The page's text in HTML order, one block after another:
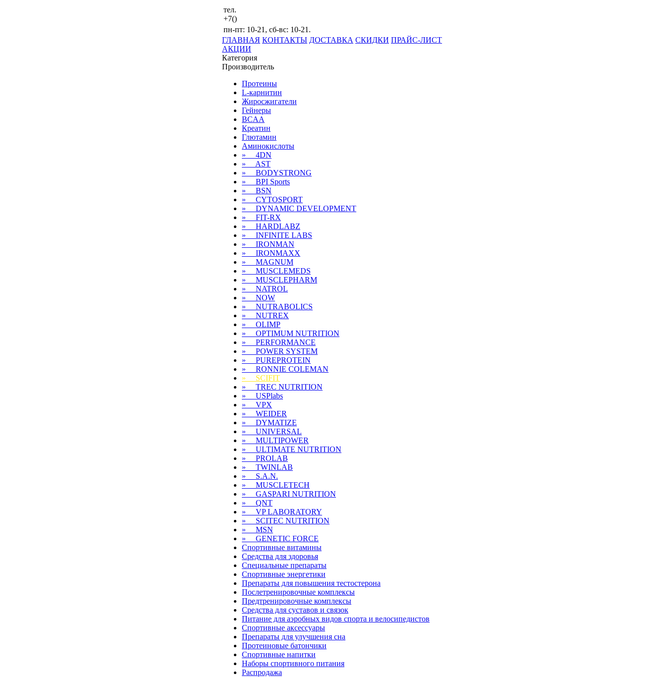
тел.
+7()
пн-пт: 10-21, сб-вс: 10-21.
ГЛАВНАЯ КОНТАКТЫ ДОСТАВКА СКИДКИ ПРАЙС-ЛИСТ
АКЦИИ
Категория
Производитель
Протеины
L-карнитин
Жиросжигатели
Гейнеры
BCAA
Креатин
Глютамин
Аминокислоты
» 4DN
» AST
» BODYSTRONG
» BPI Sports
» BSN
» CYTOSPORT
» DYNAMIC DEVELOPMENT
» FIT-RX
» HARDLABZ
» INFINITE LABS
» IRONMAN
» IRONMAXX
» MAGNUM
» MUSCLEMEDS
» MUSCLEPHARM
» NATROL
» NOW
» NUTRABOLICS
» NUTREX
» OLIMP
» OPTIMUM NUTRITION
» PERFORMANCE
» POWER SYSTEM
» PUREPROTEIN
» RONNIE COLEMAN
» SCIFIT
» TREC NUTRITION
» USPlabs
» VPX
» WEIDER
» DYMATIZE
» UNIVERSAL
» MULTIPOWER
» ULTIMATE NUTRITION
» PROLAB
» TWINLAB
» S.A.N.
» MUSCLETECH
» GASPARI NUTRITION
» QNT
» VP LABORATORY
» SCITEC NUTRITION
» MSN
» GENETIC FORCE
Спортивные витамины
Средства для здоровья
Специальные препараты
Спортивные энергетики
Препараты для повышения тестостерона
Послетренировочные комплексы
Предтренировочные комплексы
Средства для суставов и связок
Питание для аэробных видов спорта и велосипедистов
Спортивные аксессуары
Препараты для улучшения сна
Протеиновые батончики
Спортивные напитки
Наборы спортивного питания
Распродажа